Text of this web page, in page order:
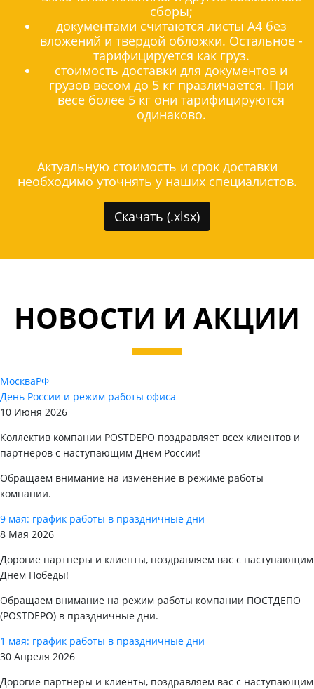
сборы;
документами считаются листы А4 без
вложений и твердой обложки. Остальное -
тарифицируется как груз.
стоимость доставки для документов и
грузов весом до 5 кг празличается. При
весе более 5 кг они тарифицируются
одинаково.
Актуальную стоимость и срок доставки
необходимо уточнять у наших специалистов.
Скачать (.xlsx)
НОВОСТИ И АКЦИИ
МоскваРФ
День России и режим работы офиса
10 Июня 2026
Коллектив компании POSTDEPO поздравляет всех клиентов и
партнеров с наступающим Днем России!
Обращаем внимание на изменение в режиме работы
компании.
9 мая: график работы в праздничные дни
8 Мая 2026
Дорогие партнеры и клиенты, поздравляем вас с наступающим
Днем Победы!
Обращаем внимание на режим работы компании ПОСТДЕПО
(POSTDEPO) в праздничные дни.
1 мая: график работы в праздничные дни
30 Апреля 2026
Дорогие партнеры и клиенты, поздравляем вас с наступающим